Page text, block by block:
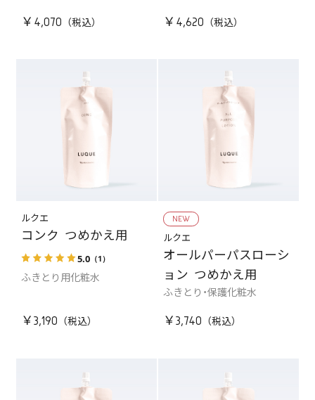
￥4,070 ￥4,620
ルクエ
コンク つめかえ用
5.0 （1）
ふきとり用化粧水
￥3,190
NEW
ルクエ
オールパーパスローシ
ョン つめかえ用
ふきとり・保護化粧水
￥3,740